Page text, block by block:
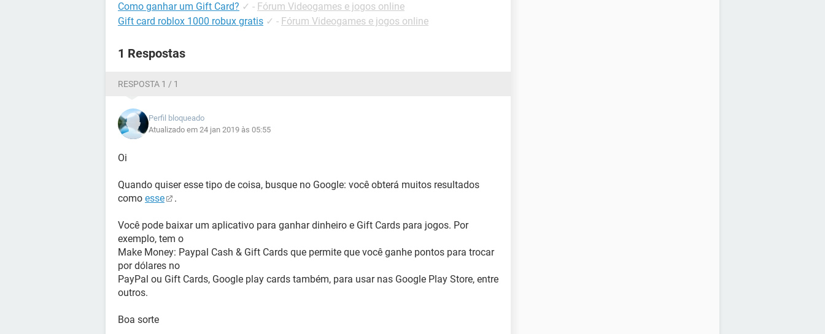
Como ganhar um Gift Card? ✓ - Fórum Videogames e jogos online
Gift card roblox 1000 robux gratis ✓ - Fórum Videogames e jogos online
1 Respostas
RESPOSTA 1 / 1
Perfil bloqueado
Atualizado em 24 jan 2019 às 05:55
Oi
Quando quiser esse tipo de coisa, busque no Google: você obterá muitos resultados
como esse .
Você pode baixar um aplicativo para ganhar dinheiro e Gift Cards para jogos. Por
exemplo, tem o
Make Money: Paypal Cash & Gift Cards que permite que você ganhe pontos para trocar
por dólares no
PayPal ou Gift Cards, Google play cards também, para usar nas Google Play Store, entre
outros.
Boa sorte